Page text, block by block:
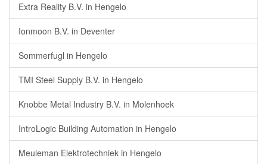
Extra Reality B.V. in Hengelo
Ionmoon B.V. in Deventer
Sommerfugl in Hengelo
TMI Steel Supply B.V. in Hengelo
Knobbe Metal Industry B.V. in Molenhoek
IntroLogic Building Automation in Hengelo
Meuleman Elektrotechniek in Hengelo